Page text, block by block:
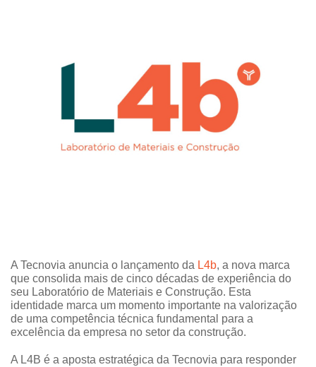
A Tecnovia anuncia o lançamento da L4b, a nova marca
que consolida mais de cinco décadas de experiência do
seu Laboratório de Materiais e Construção. Esta
identidade marca um momento importante na valorização
de uma competência técnica fundamental para a
excelência da empresa no setor da construção.
A L4B é a aposta estratégica da Tecnovia para responder